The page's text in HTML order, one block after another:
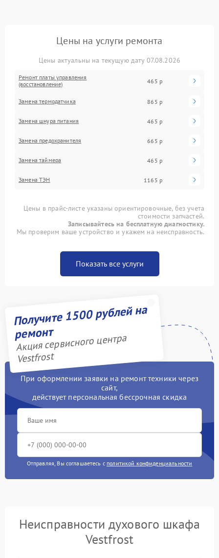
Цены на услуги ремонта
Цены актуальны на текущую дату 07.08.2026
Ремонт платы управления
(восстановление)
465 р
Замена термодатчика 865 р
Замена шнура питания 465 р
Замена предохранителя 665 р
Замена таймера 465 р
Замена ТЭН 1165 р
Цены в прайс-листе указаны ориентировочные, без учета
стоимости запчастей.
Записывайтесь на бесплатную диагностику.
Мы проверим ваше устройство и укажем на неисправность.
Показать все услуги
Получите 1500 рублей на
ремонт
Акция сервисного центра
Vestfrost
При оформлении заявки на ремонт техники через
сайт,
действует персональная бессрочная скидка
Отправляя, Вы соглашаетесь с политикой конфиденциальности
Неисправности духового шкафа
Vestfrost